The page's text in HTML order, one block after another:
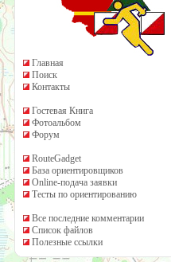
Главная
Поиск
Контакты
Гостевая Книга
Фотоальбом
Форум
RouteGadget
База ориентировщиков
Online-подача заявки
Тесты по ориентированию
Все последние комментарии
Список файлов
Полезные ссылки